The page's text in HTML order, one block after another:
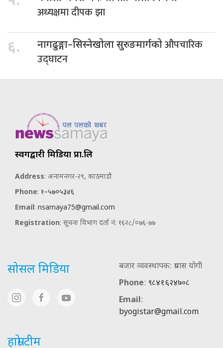
अध्यक्षमा दीपक झा
६. नागढुङ्गा–सिस्नेखोला सुरुङमार्गकोऔपचारिक
उद्घाटन
स्वर्गद्वारी मिडिया प्रा.लि
Address: अनामनगर-२९, काठमाडौ
Phone: १–५७०५३४६
Email: nsamaya75@gmail.com
Registration: सूचना विभाग दर्ता नं: १६२८/०७६-७७
सोसल मिडिया
बजार व्यवस्थापक: प्रयास योगी
Phone: ९८४१६२४७०८
Email:
byogistar@gmail.com
हाम्रो टीम